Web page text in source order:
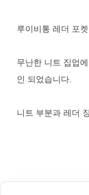
루이비통 레더 포
무난한 니트 집업
인 되었습니다.
니트 부분과 레더